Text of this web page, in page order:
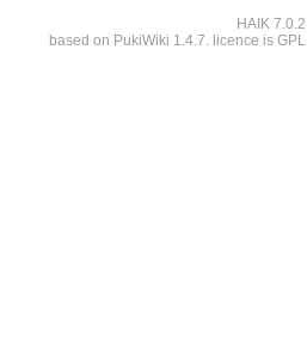
HAIK 7.0.2
based on PukiWiki 1.4.7. licence is GPL